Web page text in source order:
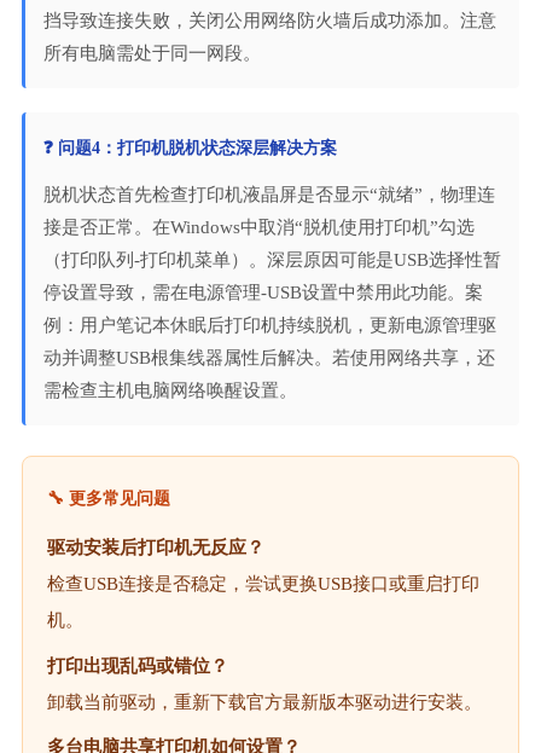
挡导致连接失败，关闭公用网络防火墙后成功添加。注意
所有电脑需处于同一网段。
❓ 问题4：打印机脱机状态深层解决方案
脱机状态首先检查打印机液晶屏是否显示“就绪”，物理连
接是否正常。在Windows中取消“脱机使用打印机”勾选
（打印队列-打印机菜单）。深层原因可能是USB选择性暂
停设置导致，需在电源管理-USB设置中禁用此功能。案
例：用户笔记本休眠后打印机持续脱机，更新电源管理驱
动并调整USB根集线器属性后解决。若使用网络共享，还
需检查主机电脑网络唤醒设置。
🔧 更多常见问题
驱动安装后打印机无反应？
检查USB连接是否稳定，尝试更换USB接口或重启打印
机。
打印出现乱码或错位？
卸载当前驱动，重新下载官方最新版本驱动进行安装。
多台电脑共享打印机如何设置？